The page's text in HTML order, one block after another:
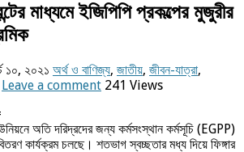
মাধ্যমে ইজিপিপি প্রকল্পের মুজুরীর
১০, ২০২১ অর্থ ও বাণিজ্য, জাতীয়, জীবন-যাত্রা,
Leave a comment 241 Views
অতি দরিদ্রদের জন্য কর্মসংস্থান কর্মসূচি (EGPP)
কার্যক্রম চলছে। শতভাগ স্বচ্ছতার মধ্য দিয়ে ফিঙ্গার